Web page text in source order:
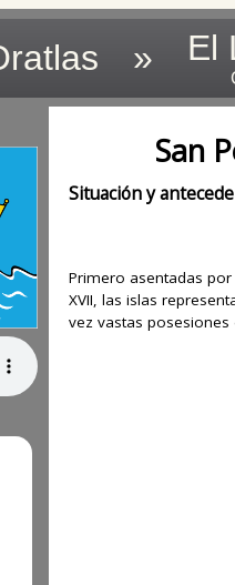
» El
San
Situación y
Primero asentadas
XVII, las islas
vez vastas